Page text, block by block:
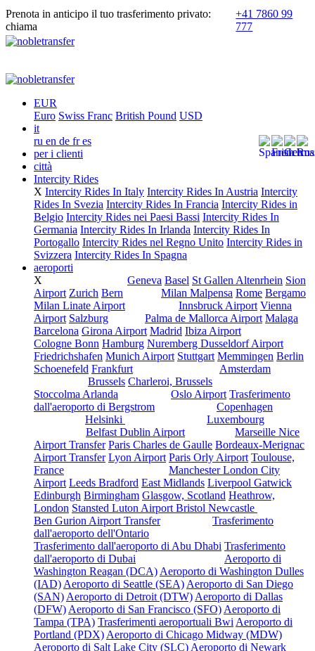
Prenota in anticipo il tuo trasferimento privato:
chiama
+41 7860 99
777
EUR
Euro Swiss Franc British Pound USD
it
ru en de fres
per i clienti
città
Intercity Rides
X Intercity Rides In Italy Intercity Rides In Austria Intercity
Rides In Svezia Intercity Rides In Francia Intercity Rides in
Belgio Intercity Rides nei Paesi Bassi Intercity Rides In
Germania Intercity Rides In Irlanda Intercity Rides In
Portogallo Intercity Rides nel Regno Unito Intercity Rides in
Svizzera Intercity Rides In Spagna
aeroporti
X
Geneva Basel St Gallen Altenrhein Sion
Airport Zurich Bern Milan Malpensa Rome Bergamo
Milan Linate Airport
Innsbruck Airport Vienna
Airport Salzburg Palma de Mallorca Airport Malaga
Barcelona Girona Airport Madrid Ibiza Airport
Cologne Bonn Hamburg Nuremberg Dusseldorf Airport
Friedrichshafen Munich Airport Stuttgart Memmingen Berlin
Schoenefeld Frankfurt Amsterdam
Brussels Charleroi, Brussels
Stoccolma Arlanda Oslo Airport Trasferimento
dall'aeroporto di Bergstrom
Copenhagen
Helsinki Luxembourg
Belfast Dublin Airport Marseille Nice
Airport Transfer Paris Charles de Gaulle Bordeaux-Merignac
Airport Transfer Lyon Airport Paris Orly Airport Toulouse,
France
ManchesterLondon City
Airport Leeds Bradford East Midlands Liverpool Gatwick
Edinburgh Birmingham Glasgow, Scotland Heathrow,
London Stansted Luton Airport Bristol Newcastle
Ben Gurion Airport Transfer
Trasferimento
dall'aeroporto dell'Ontario
Trasferimento dall'aeroporto di Abu Dhabi Trasferimento
dall'aeroporto di Dubai
Aeroporto di
Washington Reagan (DCA) Aeroporto di Washington Dulles
(IAD) Aeroporto di Seattle (SEA) Aeroporto di San Diego
(SAN) Aeroporto di Detroit (DTW) Aeroporto di Dallas
(DFW) Aeroporto di San Francisco (SFO) Aeroporto di
Tampa (TPA) Trasferimenti aeroportuali Bwi Aeroporto di
Portland (PDX) Aeroporto di Chicago Midway (MDW)
Aeroporto di Salt Lake City (SLC) Aeroporto di Newark